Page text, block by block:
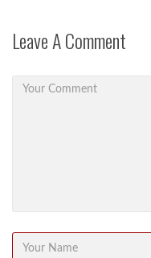
Leave A Comment